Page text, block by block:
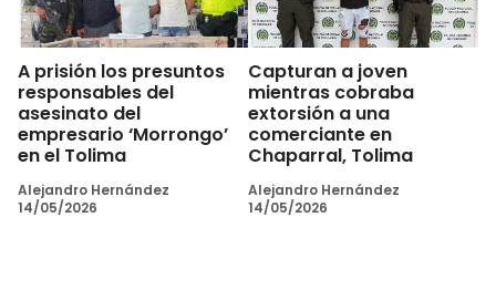
A prisión los presuntos
responsables del
asesinato del
empresario ‘Morrongo’
en el Tolima
Alejandro Hernández
14/05/2026
Capturan a joven
mientras cobraba
extorsión a una
comerciante en
Chaparral, Tolima
Alejandro Hernández
14/05/2026